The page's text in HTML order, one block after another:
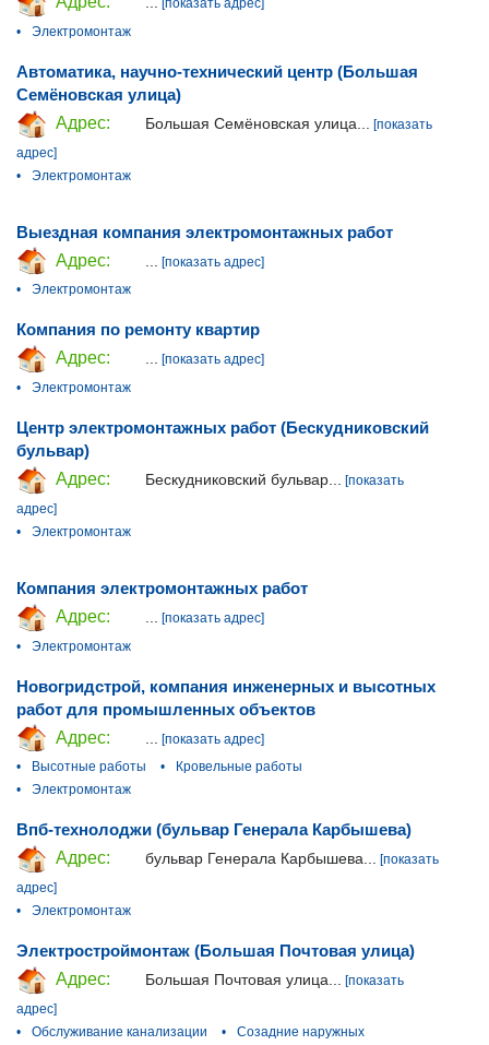
[показать адрес]
•
Электромонтаж
Автоматика, научно-технический центр (Большая
Семёновская улица)
Адрес:
Большая Семёновская улица...
[показать
адрес]
•
Электромонтаж
Выездная компания электромонтажных работ
Адрес:
[показать адрес]
•
Электромонтаж
Компания по ремонту квартир
Адрес:
... [показать адрес]
•
Электромонтаж
Центр электромонтажных работ (Бескудниковский
бульвар)
Адрес:
Бескудниковский бульвар...
[показать
адрес]
•
Электромонтаж
Компания электромонтажных работ
Адрес:
[показать адрес]
•
Электромонтаж
Новогридстрой, компания инженерных и высотных
работ для промышленных объектов
Адрес:
[показать адрес]
•
Высотные работы •
Кровельные работы
•
Электромонтаж
Впб-технолоджи (бульвар Генерала Карбышева)
Адрес:
бульвар Генерала Карбышева... [показать
адрес]
•
Электромонтаж
Электростроймонтаж (Большая Почтовая улица)
Адрес:
Большая Почтовая улица...
[показать
адрес]
•
Обслуживание канализации •
Созадние наружных